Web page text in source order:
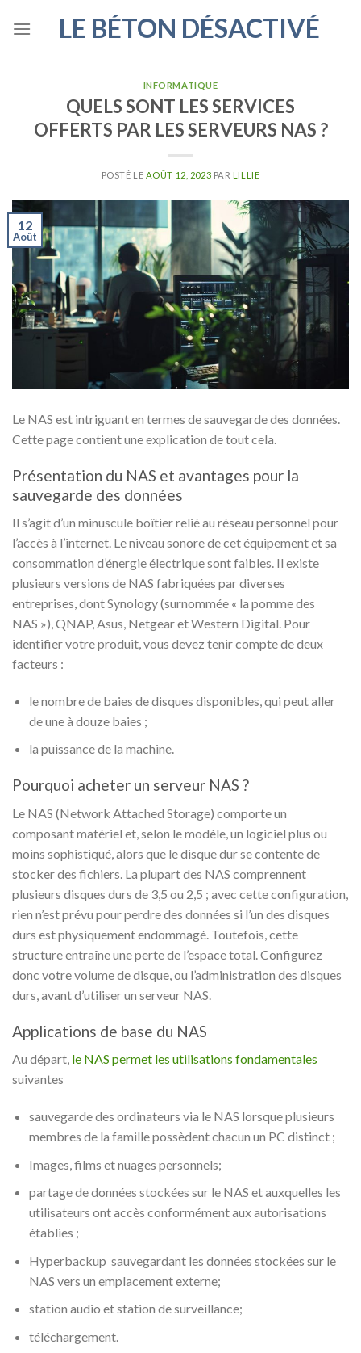
LE BÉTON DÉSACTIVÉ
INFORMATIQUE
QUELS SONT LES SERVICES
OFFERTS PAR LES SERVEURS NAS ?
POSTÉ LE AOÛT 12, 2023 PAR LILLIE
12
Août
Le NAS est intriguant en termes de sauvegarde des données.
Cette page contient une explication de tout cela.
Présentation du NAS et avantages pour la
sauvegarde des données
Il s’agit d’un minuscule boîtier relié au réseau personnel pour
l’accès à l’internet. Le niveau sonore de cet équipement et sa
consommation d’énergie électrique sont faibles. Il existe
plusieurs versions de NAS fabriquées par diverses
entreprises, dont Synology (surnommée « la pomme des
NAS »), QNAP, Asus, Netgear et Western Digital. Pour
identifier votre produit, vous devez tenir compte de deux
facteurs :
le nombre de baies de disques disponibles, qui peut aller
de une à douze baies ;
la puissance de la machine.
Pourquoi acheter un serveur NAS ?
Le NAS (Network Attached Storage) comporte un
composant matériel et, selon le modèle, un logiciel plus ou
moins sophistiqué, alors que le disque dur se contente de
stocker des fichiers. La plupart des NAS comprennent
plusieurs disques durs de 3,5 ou 2,5 ; avec cette configuration,
rien n’est prévu pour perdre des données si l’un des disques
durs est physiquement endommagé. Toutefois, cette
structure entraîne une perte de l’espace total. Configurez
donc votre volume de disque, ou l’administration des disques
durs, avant d’utiliser un serveur NAS.
Applications de base du NAS
Au départ, le NAS permet les utilisations fondamentales
suivantes
sauvegarde des ordinateurs via le NAS lorsque plusieurs
membres de la famille possèdent chacun un PC distinct ;
Images, films et nuages personnels;
partage de données stockées sur le NAS et auxquelles les
utilisateurs ont accès conformément aux autorisations
établies ;
Hyperbackup sauvegardant les données stockées sur le
NAS vers un emplacement externe;
station audio et station de surveillance;
téléchargement.